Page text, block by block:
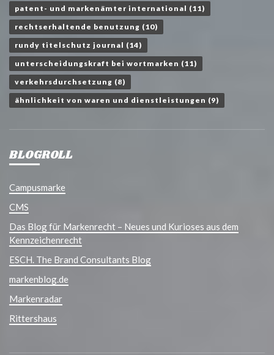
patent- und markenämter international (11)
rechtserhaltende benutzung (10)
rundy titelschutz journal (14)
unterscheidungskraft bei wortmarken (11)
verkehrsdurchsetzung (8)
ähnlichkeit von waren und dienstleistungen (9)
BLOGROLL
Campusmarke
CMS
Das Blog für Markenrecht – Neues und Kurioses aus dem
Kennzeichenrecht
ESCH. The Brand Consultants Blog
markenblog.de
Markenradar
Rittershaus